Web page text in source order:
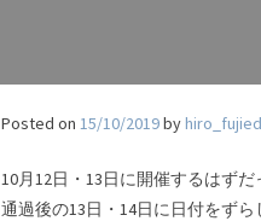
Posted on 15/10/2019by
10月12日・13日に開催するはずだ
通過後の13日・14日に日付をず